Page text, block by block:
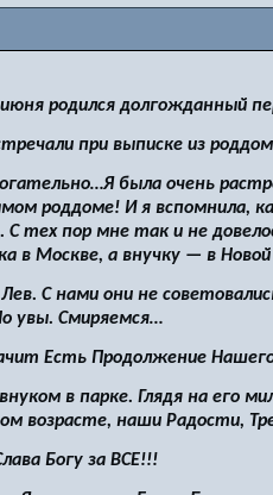
родился долгожданный
при выписке из
была очень
роддоме! И я вспомнила,
тех пор мне так и не
в Москве, а внучку — в
С нами они не
увы. Смиряемся…
Есть Продолжение
в парке. Глядя на его
возрасте, наши Радости,
Богу за ВСЕ!!!